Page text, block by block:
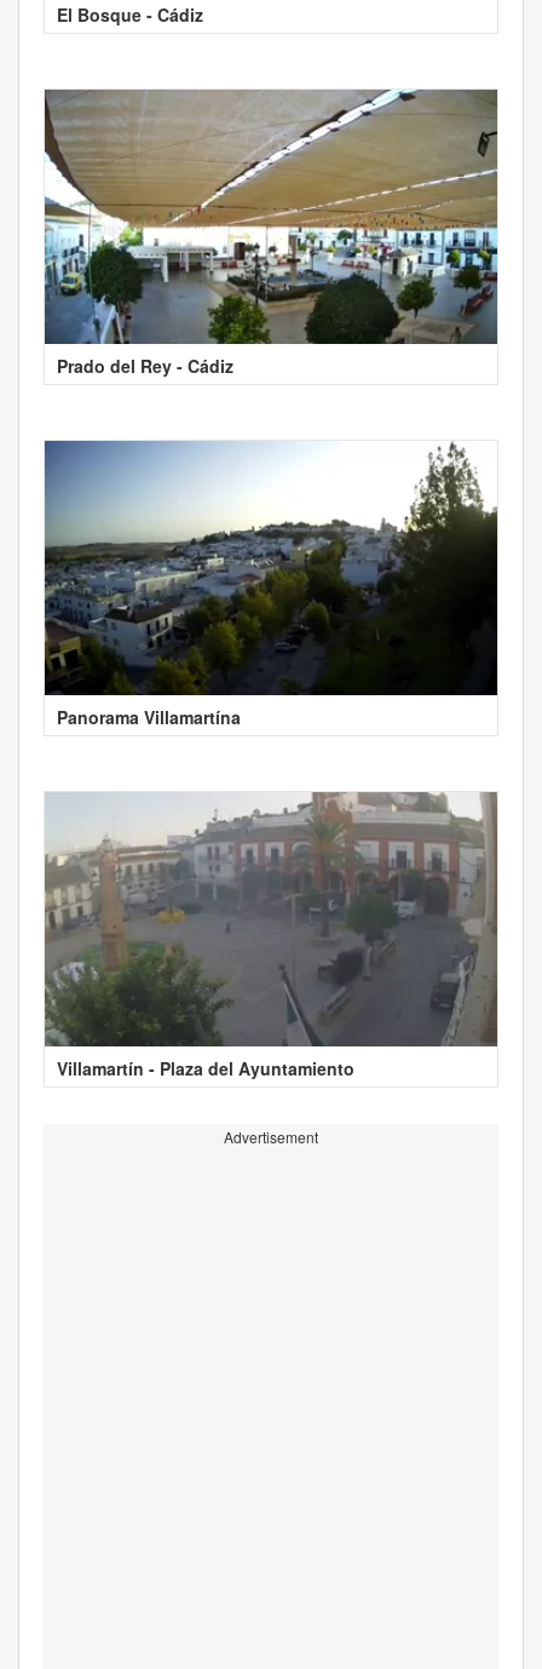
El Bosque - Cádiz
Prado del Rey - Cádiz
Panorama Villamartína
Villamartín - Plaza del Ayuntamiento
Advertisement